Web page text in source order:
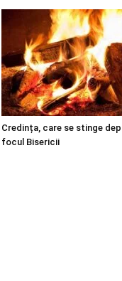
Credința, care se stinge
focul Bisericii